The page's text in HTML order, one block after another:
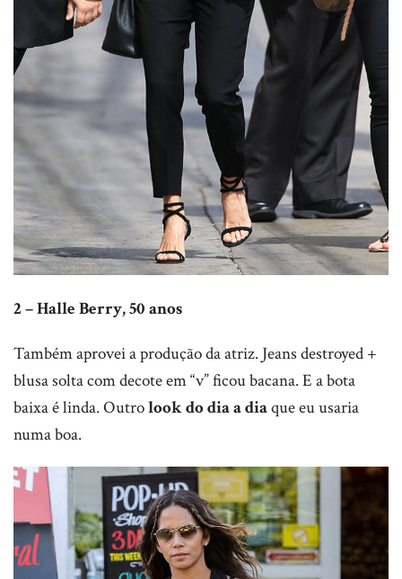
2 – Halle Berry, 50 anos
Também aprovei a produção da atriz. Jeans destroyed +
blusa solta com decote em “v” ficou bacana. E a bota
baixa é linda. Outrolook do dia a diaque eu usaria
numa boa.